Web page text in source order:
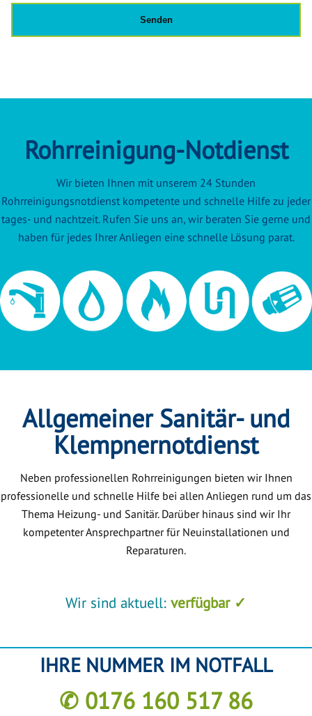
Rohrreinigung-Notdienst
Wir bieten Ihnen mit unserem 24 Stunden
Rohrreinigungsnotdienst kompetente und schnelle Hilfe zu jeder
tages- und nachtzeit. Rufen Sie uns an, wir beraten Sie gerne und
haben für jedes Ihrer Anliegen eine schnelle Lösung parat.
Allgemeiner Sanitär- und
Klempnernotdienst
Neben professionellen Rohrreinigungen bieten wir Ihnen
professionelle und schnelle Hilfe bei allen Anliegen rund um das
Thema Heizung- und Sanitär. Darüber hinaus sind wir Ihr
kompetenter Ansprechpartner für Neuinstallationen und
Reparaturen.
Wir sind aktuell: verfügbar ✓
IHRE NUMMER IM NOTFALL
✆ 0176 160 517 86